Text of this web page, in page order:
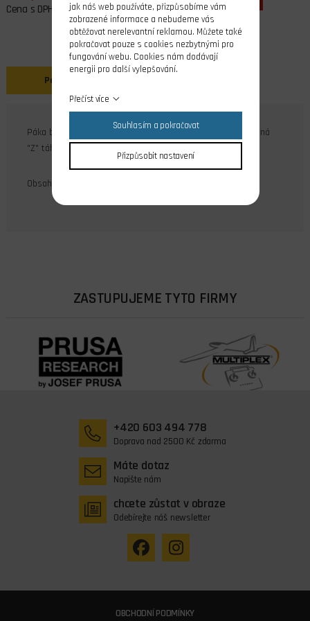
Cena s DPH
Popis
Páka bez diferenciace, zapichovací verze, určena pro drátěná
"Z" táhla. K dispozici jen v barvě černé.
Obsah balení: 2 ks
ZASTUPUJEME TYTO FIRMY
+420 603 494 778
Doprava nad 2500 Kč zdarma
Máte dotaz
Napište nám
chcete zůstat v obraze
Odebírejte náš newsletter
OBCHODNÍ PODMÍNKY
jak náš web používáte, přizpůsobíme vám
zobrazené informace a nebudeme vás
obtěžovat nerelevantní reklamou. Můžete také
pokračovat pouze s cookies nezbytnými pro
fungování webu. Cookies nám dodávají
energii pro další vylepšování.
Přečíst více
Souhlasím a pokračovat
Přizpůsobit nastavení